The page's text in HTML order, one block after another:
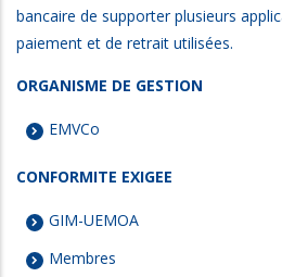
bancaire de supporter plusieurs
paiement et de retrait utilisées.
ORGANISME DE GESTION
EMVCo
CONFORMITE EXIGEE
GIM-UEMOA
Membres